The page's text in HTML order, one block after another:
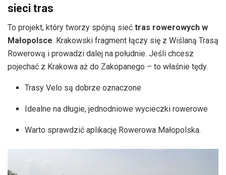
sieci tras
To projekt, który tworzy spójną sieć tras rowerowych w
Małopolsce. Krakowski fragment łączy się z Wiślaną Trasą
Rowerową i prowadzi dalej na południe. Jeśli chcesz
pojechać z Krakowa aż do Zakopanego – to właśnie tędy.
Trasy Velo są dobrze oznaczone
Idealne na długie, jednodniowe wycieczki rowerowe
Warto sprawdzić aplikację Rowerowa Małopolska.